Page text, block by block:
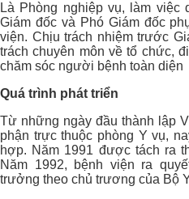
Là Phòng nghiệp vụ, làm
Giám đốc và Phó Giám đốc
viện. Chịu trách nhiệm trước
trách chuyên môn về tổ chức,
chăm sóc người bệnh toàn diện
Quá trình phát triển
Từ những ngày đầu thành lập
phận trực thuộc phòng Y vụ,
hợp. Năm 1991 được tách ra
Năm 1992, bệnh viện ra
trưởng theo chủ trương của Bộ